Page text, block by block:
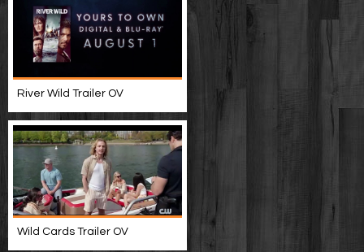
River Wild Trailer OV
Wild Cards Trailer OV